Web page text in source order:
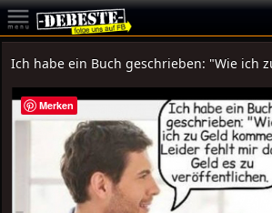
Ich habe ein Buch geschrieben: "Wie ich
Merken